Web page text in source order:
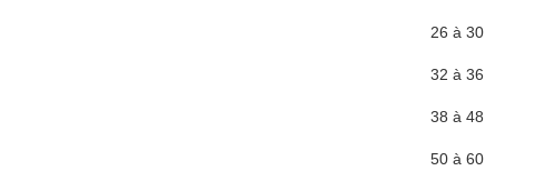
26 à 30
32 à 36
38 à 48
50 à 60